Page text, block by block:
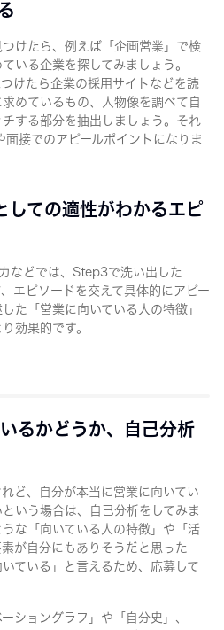
けたら、例えば「企画営業」で検
いる企業を探してみましょう。
けたら企業の採用サイトなどを読
めているもの、人物像を調べて自
する部分を抽出しましょう。それ
接でのアピールポイントになりま
しての適性がわかるエピ
などでは、Step3で洗い出した
エピソードを交えて具体的にアピー
た「営業に向いている人の特徴」
効果的です。
るかどうか、自己分析
ど、自分が本当に営業に向いてい
いう場合は、自己分析をしてみま
な「向いている人の特徴」や「活
が自分にもありそうだと思った
ている」と言えるため、応募して
ショングラフ」や「自分史」、